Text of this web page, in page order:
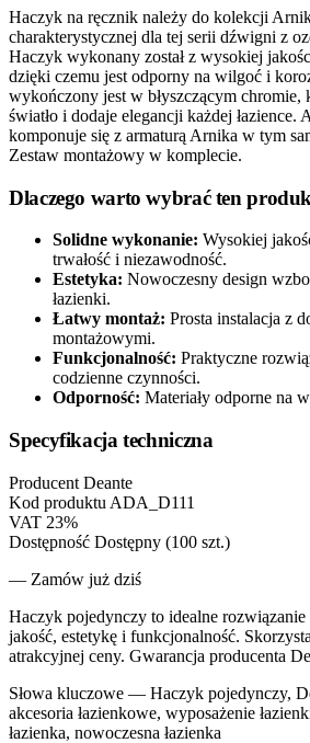
Haczyk na ręcznik należy do kolekcji
charakterystycznej dla tej serii dźwigni z
Haczyk wykonany został z wysokiej
dzięki czemu jest odporny na wilgoć i
wykończony jest w błyszczącym chromie,
światło i dodaje elegancji każdej łazience.
komponuje się z armaturą Arnika w tym
Zestaw montażowy w komplecie.
Dlaczego warto wybrać ten
Solidne wykonanie: Wysokiej
trwałość i niezawodność.
Estetyka: Nowoczesny design
łazienki.
Łatwy montaż: Prosta instalacja z
montażowymi.
Funkcjonalność: Praktyczne
codzienne czynności.
Odporność: Materiały odporne na
Specyfikacja techniczna
Producent Deante
Kod produktu ADA_D111
VAT 23%
Dostępność Dostępny (100 szt.)
— Zamów już dziś
Haczyk pojedynczy to idealne rozwiązanie
jakość, estetykę i funkcjonalność.
atrakcyjnej ceny. Gwarancja producenta
Słowa kluczowe — Haczyk pojedynczy,
akcesoria łazienkowe, wyposażenie
łazienka, nowoczesna łazienka